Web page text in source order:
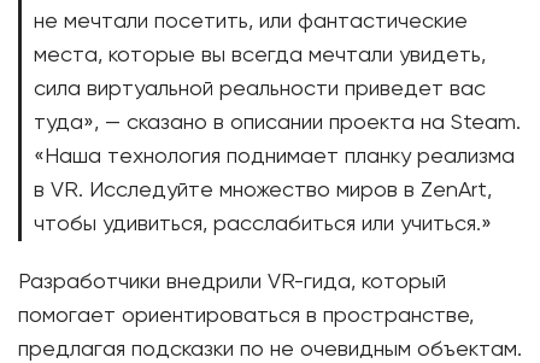
не мечтали посетить, или фантастические
места, которые вы всегда мечтали увидеть,
сила виртуальной реальности приведет вас
туда», — сказано в описании проекта на Steam.
«Наша технология поднимает планку реализма
в VR. Исследуйте множество миров в ZenArt,
чтобы удивиться, расслабиться или учиться.»
Разработчики внедрили VR-гида, который
помогает ориентироваться в пространстве,
предлагая подсказки по не очевидным объектам.